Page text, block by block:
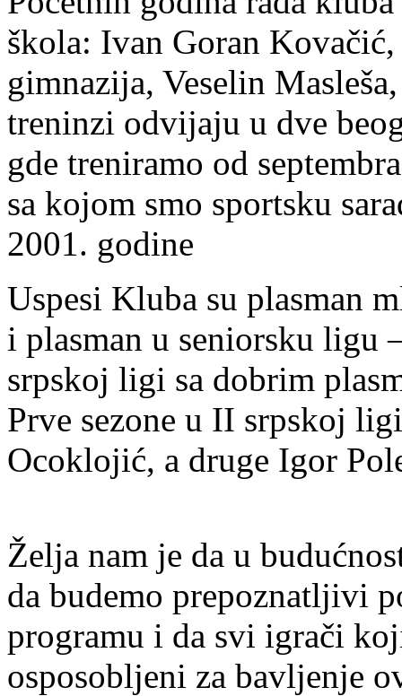
škola: Ivan Goran
gimnazija, Veselin
treninzi odvijaju u dve
gde treniramo od
sa kojom smo sportsku
2001. godine
Uspesi Kluba su plasman
i plasman u seniorsku ligu
srpskoj ligi sa dobrim
Prve sezone u II srpskoj
Ocoklojić, a druge Igor
Želja nam je da u
da budemo prepoznatljivi
programu i da svi igrači
osposobljeni za bavljenje